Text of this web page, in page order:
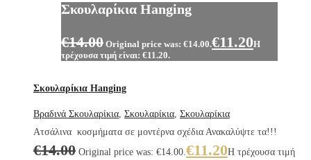
Σκουλαρίκια Hanging
€14.00 Original price was: €14.00.€11.20Η
τρέχουσα τιμή είναι: €11.20.
Σκουλαρίκια Hanging
Βραδινά Σκουλαρίκια, Σκουλαρίκια, Σκουλαρίκια
Ατσάλινα κοσμήματα σε μοντέρνα σχέδια Ανακαλύψτε τα!!!
€14.00 Original price was: €14.00.€11.20Η τρέχουσα τιμή